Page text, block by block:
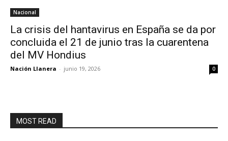
Nacional
La crisis del hantavirus en España se da por
concluida el 21 de junio tras la cuarentena
del MV Hondius
Nación Llanera - junio 19, 2026 0
MOST READ